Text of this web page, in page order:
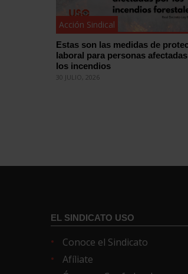
Acción Sindical
Estas son las medidas de
laboral para personas
los incendios
30 JULIO, 2026
EL SINDICATO USO
Conoce el Sindicato
Afíliate